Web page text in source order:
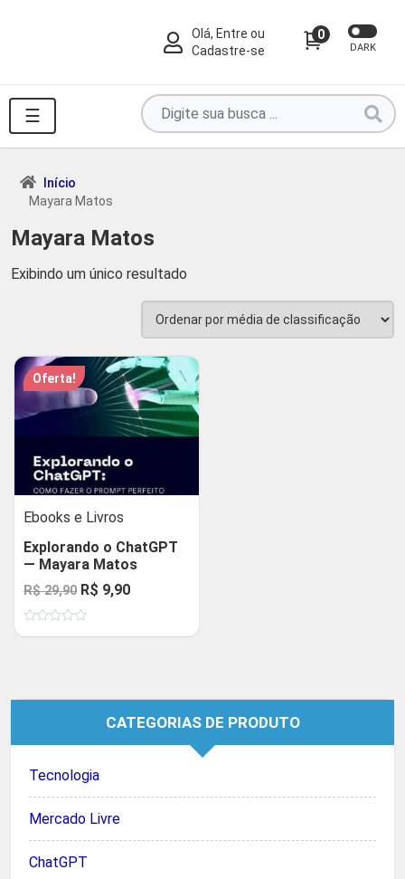
Olá, Entre ou
Cadastre-se
0
DARK
☰
Pesquise
por
produtos
Início
Mayara Matos
Mayara Matos
Exibindo um único resultado
Oferta!
Ebooks e Livros
Explorando o ChatGPT
— Mayara Matos
R$29,90 O
preço
original
R$ 9,90O
atual
CATEGORIAS DE PRODUTO
Tecnologia
Mercado Livre
ChatGPT